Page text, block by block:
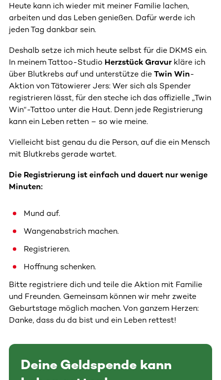
Heute kann ich wieder mit meiner Familie lachen,
arbeiten und das Leben genießen. Dafür werde ich
jeden Tag dankbar sein.
Deshalb setze ich mich heute selbst für die DKMS ein.
In meinem Tattoo-Studio Herzstück Gravur kläre ich
über Blutkrebs auf und unterstütze die Twin Win-
Aktion von Tätowierer Jers: Wer sich als Spender
registrieren lässt, für den steche ich das offizielle „Twin
Win“-Tattoo unter die Haut. Denn jede Registrierung
kann ein Leben retten – so wie meine.
Vielleicht bist genau du die Person, auf die ein Mensch
mit Blutkrebs gerade wartet.
Die Registrierung ist einfach und dauert nur wenige
Minuten:
Mund auf.
Wangenabstrich machen.
Registrieren.
Hoffnung schenken.
Bitte registriere dich und teile die Aktion mit Familie
und Freunden. Gemeinsam können wir mehr zweite
Geburtstage möglich machen. Von ganzem Herzen:
Danke, dass du da bist und ein Leben rettest!
Deine Geldspende kann